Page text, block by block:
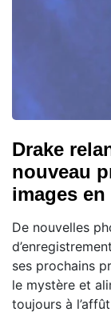
Drake
nouveau
images
De nouvelles
ses prochains
le mystère et
toujours à